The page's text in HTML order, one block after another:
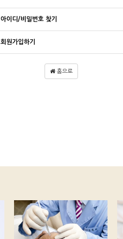
아이디/비밀번호 찾기
회원가입하기
홈으로